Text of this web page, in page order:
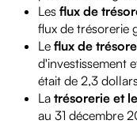
Les flux de
flux de trésorerie
Le flux de
d'investissement
était de 2,3
La trésorerie et
au 31 décembre